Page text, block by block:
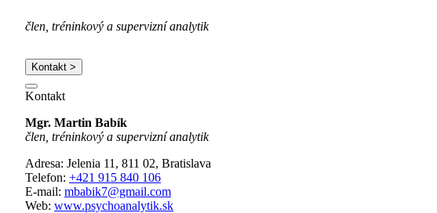
člen, tréninkový a supervizní analytik
Kontakt >
Kontakt
Mgr. Martin Babík
člen, tréninkový a supervizní analytik
Adresa: Jelenia 11, 811 02, Bratislava
Telefon: +421 915 840 106
E-mail: mbabik7@gmail.com
Web: www.psychoanalytik.sk